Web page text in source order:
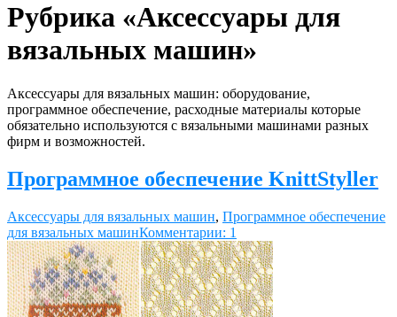
Рубрика «Аксессуары для
вязальных машин»
Аксессуары для вязальных машин: оборудование,
программное обеспечение, расходные материалы которые
обязательно используются с вязальными машинами разных
фирм и возможностей.
Программное обеспечение KnittStyller
Аксессуары для вязальных машин, Программное обеспечение
для вязальных машинКомментарии: 1